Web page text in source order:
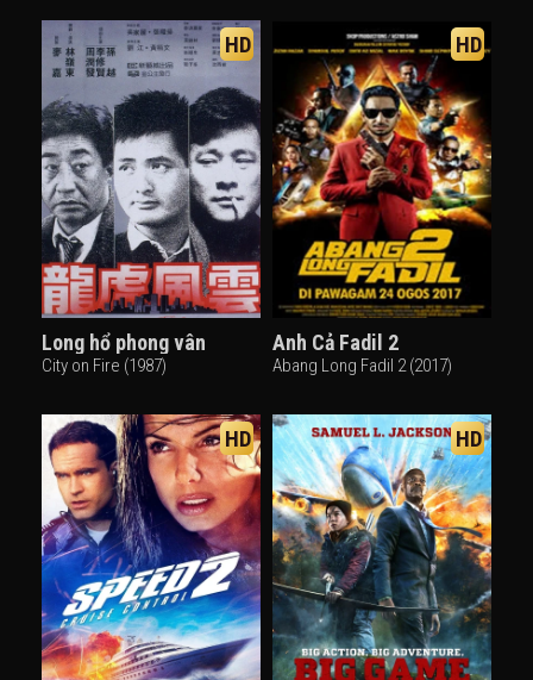
HD
Long hổ phong vân
City on Fire (1987)
HD
Anh Cả Fadil 2
Abang Long Fadil 2 (2017)
HD HD